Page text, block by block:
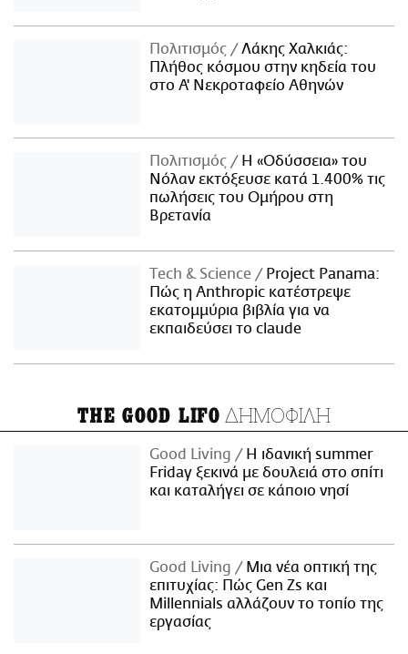
Πολιτισμός
Λάκης Χαλκιάς:
Πλήθος κόσμου στην κηδεία του
στο Α' Νεκροταφείο Αθηνών
Πολιτισμός
Η «Οδύσσεια» του
Νόλαν εκτόξευσε κατά 1.400% τις
πωλήσεις του Ομήρου στη
Βρετανία
Τech & Science
Project Panama:
Πώς η Anthropic κατέστρεψε
εκατομμύρια βιβλία για να
εκπαιδεύσει το claude
THE GOOD LIFO ΔΗΜΟΦΙΛΗ
Good Living
Η ιδανική summer
Friday ξεκινά με δουλειά στο σπίτι
και καταλήγει σε κάποιο νησί
Good Living
Μια νέα οπτική της
επιτυχίας: Πώς Gen Zs και
Millennials αλλάζουν το τοπίο της
εργασίας